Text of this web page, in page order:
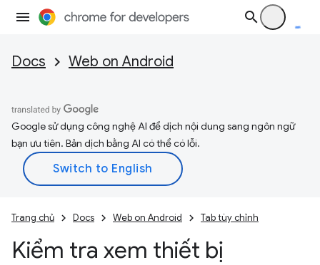
Docs Web on Android
Google sử dụng công nghệ AI để dịch nội dung sang ngôn ngữ
bạn ưu tiên. Bản dịch bằng AI có thể có lỗi.
Trang chủ Docs Web on Android Tab tùy chỉnh
Kiểm tra xem thiết bị